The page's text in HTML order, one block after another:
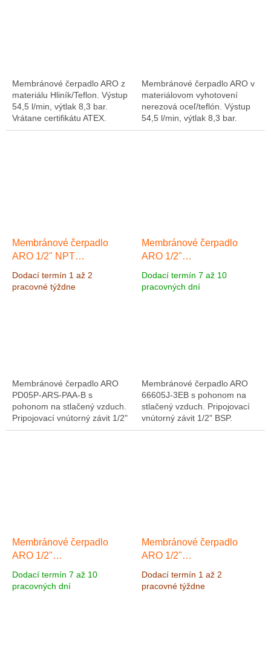
Membránové čerpadlo ARO z
materiálu Hliník/Teflon. Výstup
54,5 l/min, výtlak 8,3 bar.
Vrátane certifikátu ATEX.
Membránové čerpadlo ARO v
materiálovom vyhotovení
nerezová oceľ/teflón. Výstup
54,5 l/min, výtlak 8,3 bar.
Vrátane certifikátu ATEX.
Membránové čerpadlo
ARO 1/2" NPT
Výkon 54 l/min, výtlak 6,9
Dodací termín 1 až 2
pracovné týždne
Membránové čerpadlo ARO
PD05P-ARS-PAA-B s
pohonom na stlačený vzduch.
Pripojovací vnútorný závit 1/2"
NPT. Materiál čerpadla
Membránové čerpadlo
ARO 1/2"
49,2 l/min, výtlak 6,9 bar
Dodací termín 7 až 10
pracovných dní
Membránové čerpadlo ARO
66605J-3EB s pohonom na
stlačený vzduch. Pripojovací
vnútorný závit 1/2" BSP.
Materiál čerpadla
Membránové čerpadlo
ARO 1/2"
Polypropylen/Nitril(Buna-),
Výkon 49,2 l/min, výtlak 6,9
Dodací termín 7 až 10
pracovných dní
Membránové čerpadlo
ARO 1/2"
Polypropylen/Santoprén,
Výkon 54 l/min, výtlak 6,9
Dodací termín 1 až 2
pracovné týždne